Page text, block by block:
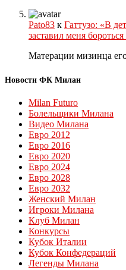
Pato83 к Гаттузо: «В
заставил меня
Матерации мизинца
Новости ФК Милан
Milan Futuro
Болельщики Милана
Видео Милана
Евро 2012
Евро 2016
Евро 2020
Евро 2024
Евро 2028
Евро 2032
Женский Милан
Игроки Милана
Клуб Милан
Конкурсы
Кубок Италии
Кубок Конфедераций
Легенды Милана